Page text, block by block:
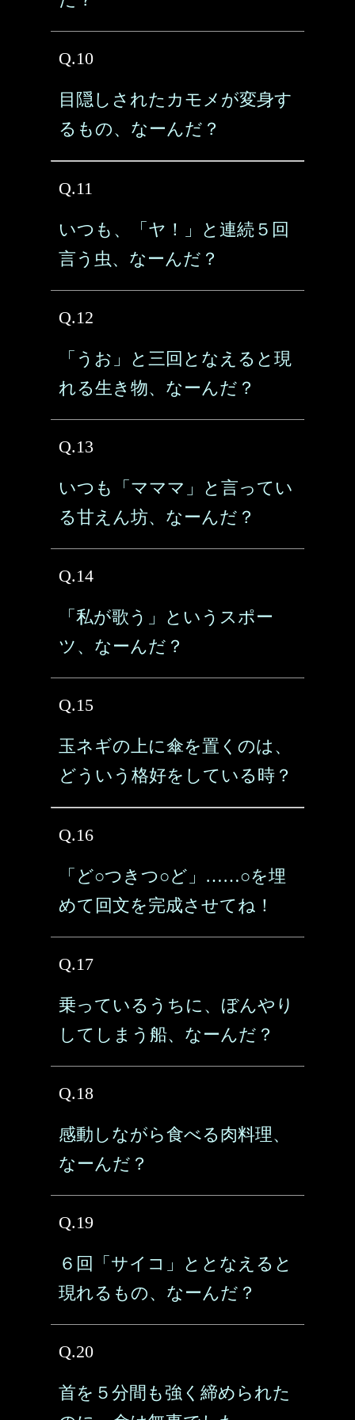
Q.10
目隠しされたカモメが変身す
るもの、なーんだ？
Q.11
いつも、「ヤ！」と連続５回
言う虫、なーんだ？
Q.12
「うお」と三回となえると現
れる生き物、なーんだ？
Q.13
いつも「マママ」と言ってい
る甘えん坊、なーんだ？
Q.14
「私が歌う」というスポー
ツ、なーんだ？
Q.15
玉ネギの上に傘を置くのは、
どういう格好をしている時？
Q.16
「ど○つきつ○ど」……○を埋
めて回文を完成させてね！
Q.17
乗っているうちに、ぼんやり
してしまう船、なーんだ？
Q.18
感動しながら食べる肉料理、
なーんだ？
Q.19
６回「サイコ」ととなえると
現れるもの、なーんだ？
Q.20
首を５分間も強く締められた